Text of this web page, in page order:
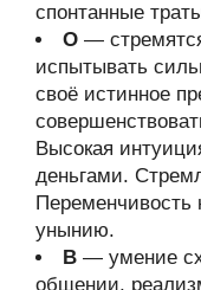
спонтанные
О —
испытывать
своё истинное
Высокая
деньгами.
Переменчивость
унынию.
В — умение
общении,